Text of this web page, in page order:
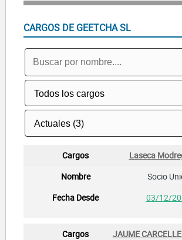
CARGOS DE GEETCHA SL
Laseca
Socio
03/12/
JAUME